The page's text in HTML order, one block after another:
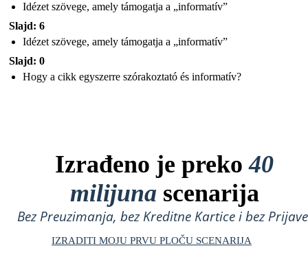
Idézet szövege, amely támogatja a „informatív”
Slajd: 6
Idézet szövege, amely támogatja a „informatív”
Slajd: 0
Hogy a cikk egyszerre szórakoztató és informatív?
Izrađeno je preko40
milijuna scenarija
Bez Preuzimanja, bez Kreditne Kartice i bez
IZRADITI MOJU PRVU PLOČU SCENARIJA